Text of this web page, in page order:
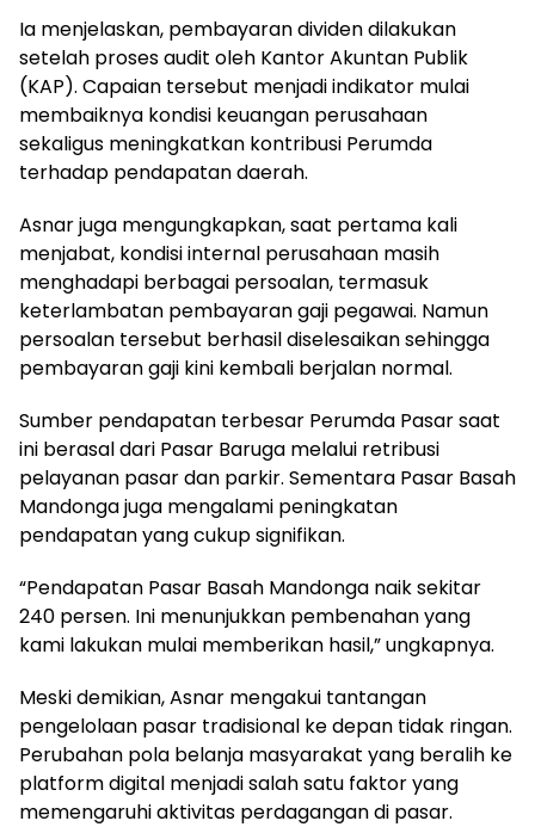
Ia menjelaskan, pembayaran dividen dilakukan
setelah proses audit oleh Kantor Akuntan Publik
(KAP). Capaian tersebut menjadi indikator mulai
membaiknya kondisi keuangan perusahaan
sekaligus meningkatkan kontribusi Perumda
terhadap pendapatan daerah.
Asnar juga mengungkapkan, saat pertama kali
menjabat, kondisi internal perusahaan masih
menghadapi berbagai persoalan, termasuk
keterlambatan pembayaran gaji pegawai. Namun
persoalan tersebut berhasil diselesaikan sehingga
pembayaran gaji kini kembali berjalan normal.
Sumber pendapatan terbesar Perumda Pasar saat
ini berasal dari Pasar Baruga melalui retribusi
pelayanan pasar dan parkir. Sementara Pasar Basah
Mandonga juga mengalami peningkatan
pendapatan yang cukup signifikan.
“Pendapatan Pasar Basah Mandonga naik sekitar
240 persen. Ini menunjukkan pembenahan yang
kami lakukan mulai memberikan hasil,” ungkapnya.
Meski demikian, Asnar mengakui tantangan
pengelolaan pasar tradisional ke depan tidak ringan.
Perubahan pola belanja masyarakat yang beralih ke
platform digital menjadi salah satu faktor yang
memengaruhi aktivitas perdagangan di pasar.